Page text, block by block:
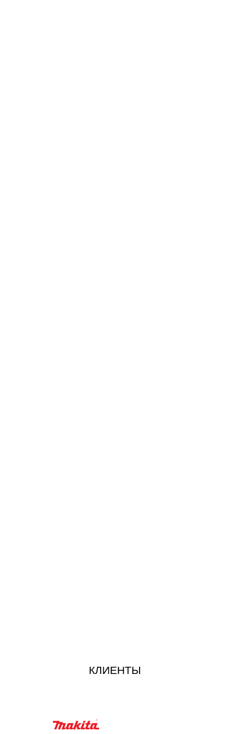
КЛИЕНТЫ